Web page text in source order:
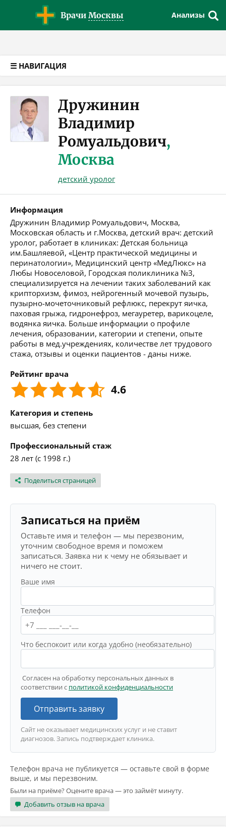
Врачи Москвы Анализы
☰ НАВИГАЦИЯ
Дружинин
Владимир
Ромуальдович,
Москва
детский уролог
Информация
Дружинин Владимир Ромуальдович, Москва,
Московская область и г.Москва, детский врач: детский
уролог, работает в клиниках: Детская больница
им.Башляевой, «Центр практической медицины и
перинатологии», Медицинский центр «МедЛюкс» на
Любы Новоселовой, Городская поликлиника №3,
специализируется на лечении таких заболеваний как
крипторхизм, фимоз, нейрогенный мочевой пузырь,
пузырно-мочеточниковый рефлюкс, перекрут яичка,
паховая грыжа, гидронефроз, мегауретер, варикоцеле,
водянка яичка. Больше информации о профиле
лечения, образовании, категории и степени, опыте
работы в мед.учреждениях, количестве лет трудового
стажа, отзывы и оценки пациентов - даны ниже.
Рейтинг врача
4.6
Категория и степень
высшая, без степени
Профессиональный стаж
28 лет (с 1998 г.)
Поделиться страницей
Записаться на приём
Оставьте имя и телефон — мы перезвоним,
уточним свободное время и поможем
записаться. Заявка ни к чему не обязывает и
ничего не стоит.
Ваше имя
Телефон
Что беспокоит или когда удобно (необязательно)
Согласен на обработку персональных данных в
соответствии с политикой конфиденциальности
Отправить заявку
Сайт не оказывает медицинских услуг и не ставит
диагнозов. Запись подтверждает клиника.
Телефон врача не публикуется — оставьте свой в форме
выше, и мы перезвоним.
Были на приёме? Оцените врача — это займёт минуту.
Добавить отзыв на врача